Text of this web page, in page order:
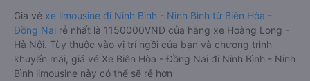
Giá vé xe limousine đi Ninh Bình - Ninh Bình từ Biên Hòa -
Đồng Nai rẻ nhất là 1150000VND của hãng xe Hoàng Long -
Hà Nội. Tùy thuộc vào vị trí ngồi của bạn và chương trình
khuyến mãi, giá vé Xe Biên Hòa - Đồng Nai đi Ninh Bình - Ninh
Bình limousine này có thể sẽ rẻ hơn